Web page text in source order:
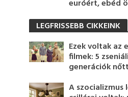
euróért, ebéd
LEGFRISSEBB CIKKEINK
Ezek voltak az
filmek: 5
generációk
A